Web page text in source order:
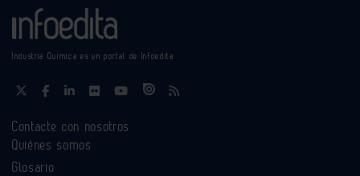
Industria Química es un portal de Infoedita
Contacte con nosotros
Quiénes somos
Glosario